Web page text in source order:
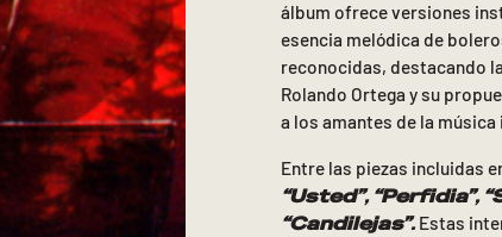
álbum ofrece versiones
esencia melódica de
reconocidas, destacando
Rolando Ortega y su
a los amantes de la
Entre las piezas incluidas
“Usted”,“Perfidia”,
“Candilejas”.Estas